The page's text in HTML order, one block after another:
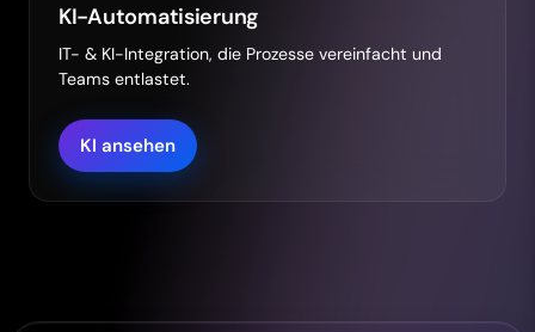
KI-Automatisierung
IT- & KI-Integration, die Prozesse vereinfacht und
Teams entlastet.
KI ansehen